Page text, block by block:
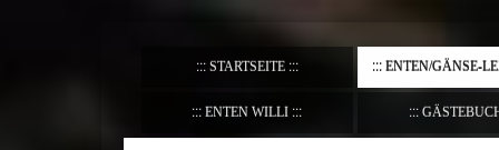
STARTSEITE ENTEN/GÄNSE-
ENTEN WILLI